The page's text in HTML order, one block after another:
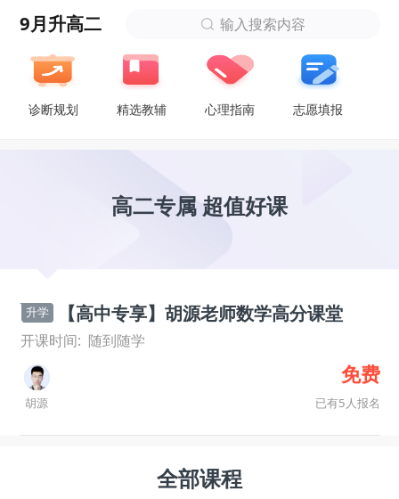
9月升高二 输入搜索内容
诊断规划 精选教辅 心理指南 志愿填报
高二专属 超值好课
升学 【高中专享】胡源老师数学高分课堂
开课时间: 随到随学
胡源
免费
已有5人报名
全部课程